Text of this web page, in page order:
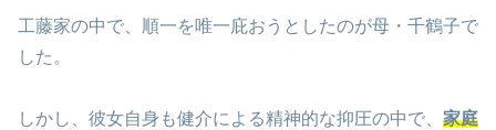
工藤家の中で、順一を唯一庇おうとしたのが母・千鶴子で
した。
しかし、彼女自身も健介による精神的な抑圧の中で、 家庭